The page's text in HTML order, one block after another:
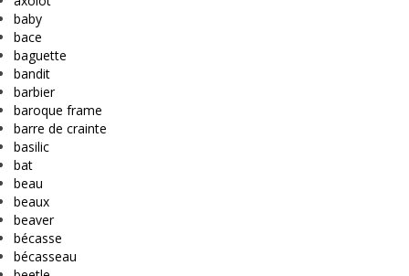
baby
bace
baguette
bandit
barbier
baroque frame
barre de crainte
basilic
bat
beau
beaux
beaver
bécasse
bécasseau